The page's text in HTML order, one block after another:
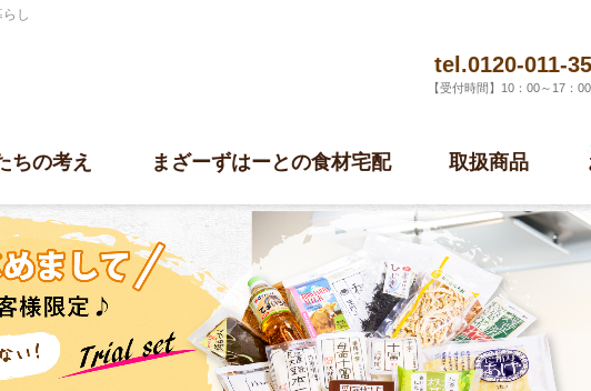
し
tel.0120-011-
【受付時間】10：00～17：
ちの考え まざーずはーとの食材宅配 取扱商品